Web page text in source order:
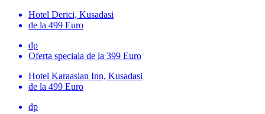
Hotel Derici, Kusadasi
de la 499 Euro
dp
Oferta speciala de la 399 Euro
Hotel Karaaslan Inn, Kusadasi
de la 499 Euro
dp